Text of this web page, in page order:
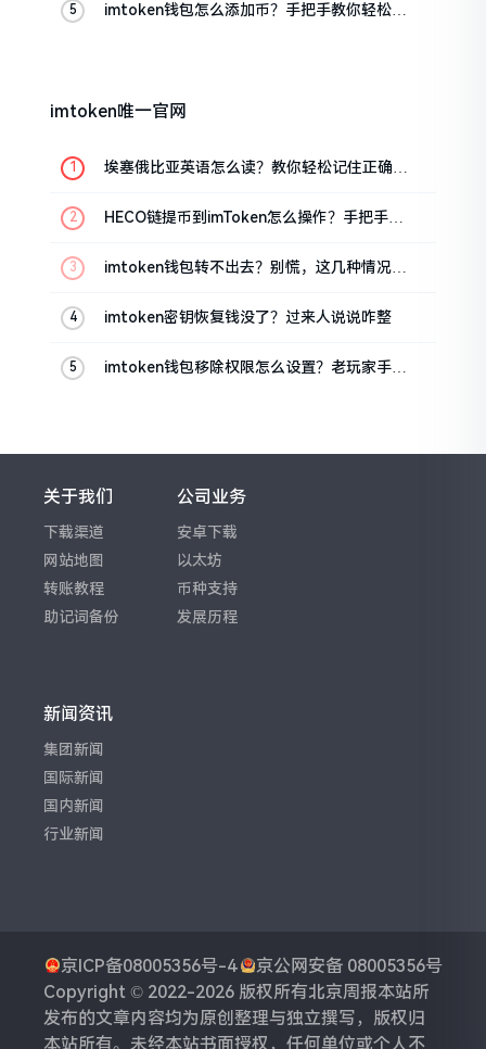
imtoken钱包怎么添加币？手把手教你轻松搞
imtoken唯一官网
埃塞俄比亚英语怎么读？教你轻松记住正确发
HECO链提币到imToken怎么操作？手把手教
imtoken钱包转不出去？别慌，这几种情况都
imtoken密钥恢复钱没了？过来人说说咋整
imtoken钱包移除权限怎么设置？老玩家手把
关于我们
下载渠道
网站地图
转账教程
助记词备份
公司业务
安卓下载
以太坊
币种支持
发展历程
新闻资讯
集团新闻
国际新闻
国内新闻
行业新闻
京ICP备08005356号-4
京公网安备 08005356号
Copyright © 2022-2026 版权所有北京周报本站所
发布的文章内容均为原创整理与独立撰写，版权归
本站所有。未经本站书面授权，任何单位或个人不